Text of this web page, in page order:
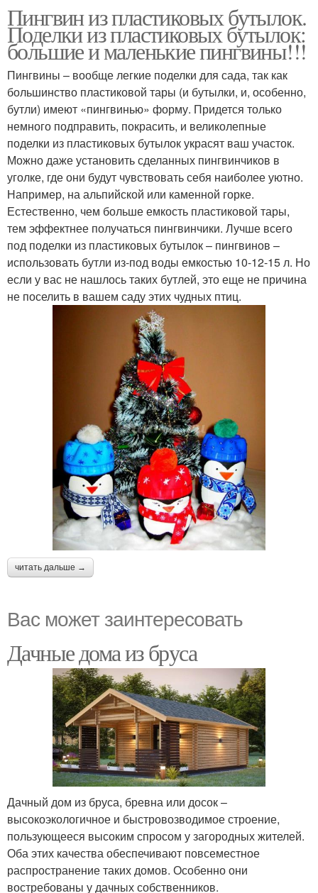
Пингвин из пластиковых бутылок.
Поделки из пластиковых бутылок:
большие и маленькие пингвины!!!
Пингвины – вообще легкие поделки для сада, так как
большинство пластиковой тары (и бутылки, и, особенно,
бутли) имеют «пингвинью» форму. Придется только
немного подправить, покрасить, и великолепные
поделки из пластиковых бутылок украсят ваш участок.
Можно даже установить сделанных пингвинчиков в
уголке, где они будут чувствовать себя наиболее уютно.
Например, на альпийской или каменной горке.
Естественно, чем больше емкость пластиковой тары,
тем эффектнее получаться пингвинчики. Лучше всего
под поделки из пластиковых бутылок – пингвинов –
использовать бутли из-под воды емкостью 10-12-15 л. Но
если у вас не нашлось таких бутлей, это еще не причина
не поселить в вашем саду этих чудных птиц.
читать дальше →
Вас может заинтересовать
Дачные дома из бруса
Дачный дом из бруса, бревна или досок –
высокоэкологичное и быстровозводимое строение,
пользующееся высоким спросом у загородных жителей.
Оба этих качества обеспечивают повсеместное
распространение таких домов. Особенно они
востребованы у дачных собственников.